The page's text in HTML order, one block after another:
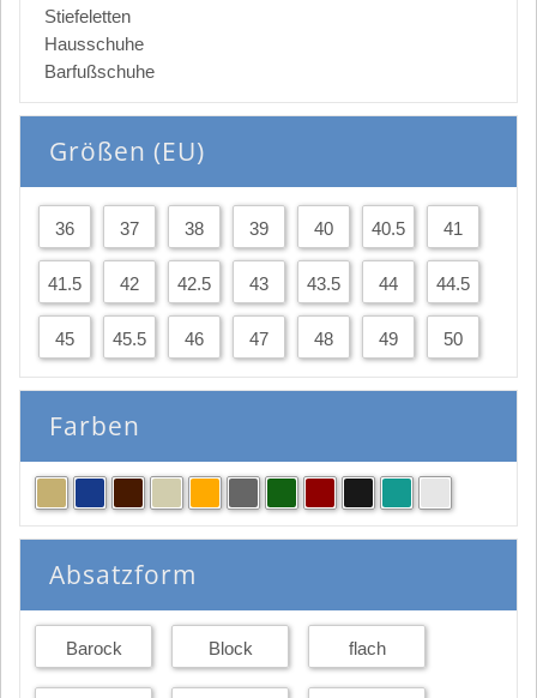
Stiefeletten
Hausschuhe
Barfußschuhe
Größen (EU)
36 37 38 39 40 40.5 41
41.5 42 42.5 43 43.5 44 44.5
45 45.5 46 47 48 49 50
Farben
Absatzform
Barock Block flach